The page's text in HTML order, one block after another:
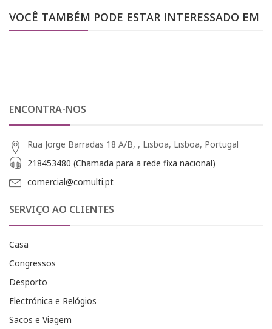
VOCÊ TAMBÉM PODE ESTAR INTERESSADO EM
ENCONTRA-NOS
Rua Jorge Barradas 18 A/B, , Lisboa, Lisboa, Portugal
218453480 (Chamada para a rede fixa nacional)
comercial@comulti.pt
SERVIÇO AO CLIENTES
Casa
Congressos
Desporto
Electrónica e Relógios
Sacos e Viagem